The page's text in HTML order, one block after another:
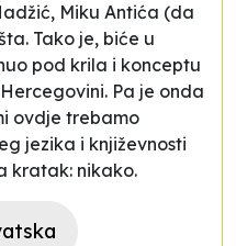
Miku Antića (da
Tako je, biće u
pod krila i konceptu
Pa je onda
ovdje trebamo
jezika i književnosti
kratak: nikako.